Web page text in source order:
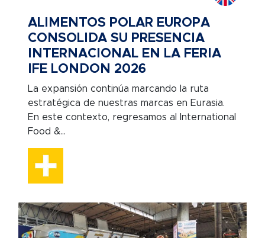
ALIMENTOS POLAR EUROPA
CONSOLIDA SU PRESENCIA
INTERNACIONAL EN LA FERIA
IFE LONDON 2026
La expansión continúa marcando la ruta
estratégica de nuestras marcas en Eurasia.
En este contexto, regresamos al International
Food &...